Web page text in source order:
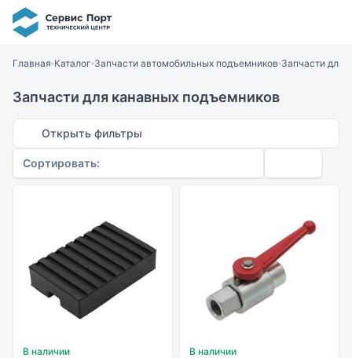
Главная Каталог Запчасти автомобильных подъемников Запчасти для
Запчасти для канавных подъемников
Открыть фильтры
Сортировать:
В наличии В наличии